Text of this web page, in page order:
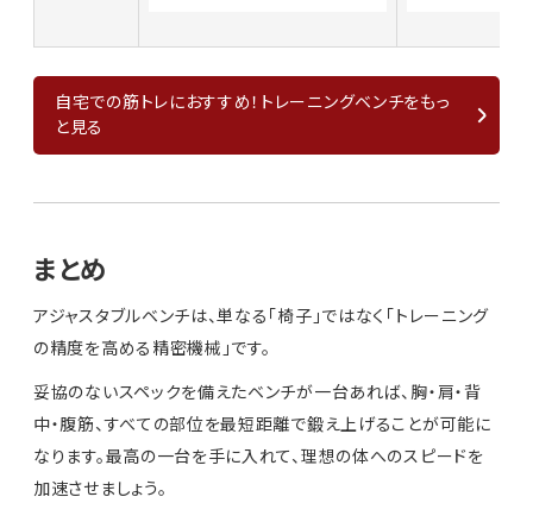
自宅での筋トレにおすすめ！トレーニングベンチをもっ
と見る
まとめ
アジャスタブルベンチは、単なる「椅子」ではなく「トレーニング
の精度を高める精密機械」です。
妥協のないスペックを備えたベンチが一台あれば、胸・肩・背
中・腹筋、すべての部位を最短距離で鍛え上げることが可能に
なります。最高の一台を手に入れて、理想の体へのスピードを
加速させましょう。